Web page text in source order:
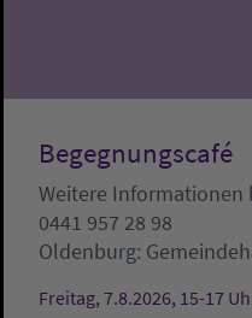
Begegnungscafé
Weitere Informationen
0441 957 28 98
Oldenburg:
Freitag, 7.8.2026, 15-17